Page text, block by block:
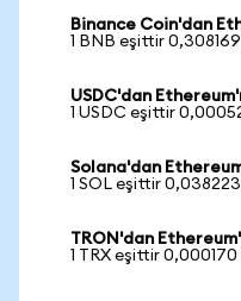
Binance Coin'dan
1 BNB eşittir 0,308169
USDC'dan
1 USDC eşittir
Solana'dan
1 SOL eşittir 0,038223
TRON'dan
1 TRX eşittir 0,000170